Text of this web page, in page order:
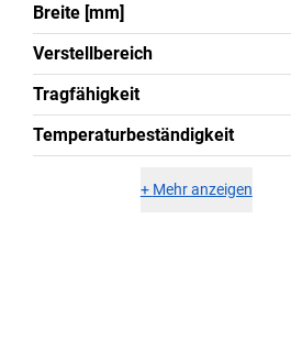
Breite [mm]
Verstellbereich
Tragfähigkeit
Temperaturbeständigkeit
+ Mehr anzeigen